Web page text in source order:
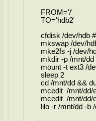
FROM='/'
TO='hdb2'
cfdisk /dev/hdb
mkswap /dev/
mke2fs -j /dev/
mkdir -p /mnt/dd
mount -t ext3 /
sleep 2
cd /mnt/dd &&
mcedit /mnt/dd/
mcedit /mnt/dd/
lilo -r /mnt/dd -b